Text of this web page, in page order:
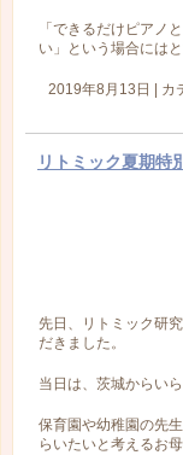
「できるだけピアノ
い」という場合には
2019年8月13日 カ
リトミック夏期特
先日、リトミック研
だきました。
当日は、茨城からい
保育園や幼稚園の先
らいたいと考えるお